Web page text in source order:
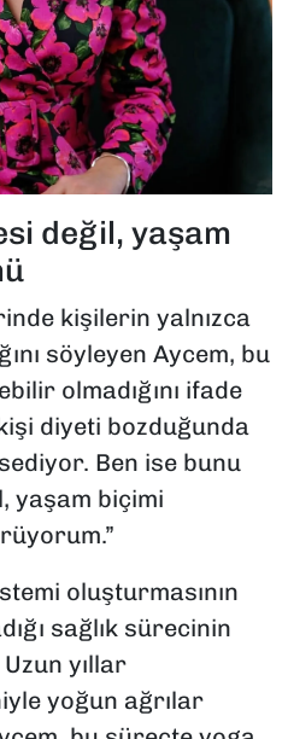
değil, yaşam
kişilerin yalnızca
söyleyen Aycem, bu
olmadığını ifade
diyeti bozduğunda
Ben ise bunu
yaşam biçimi
oluşturmasının
sağlık sürecinin
yıllar
yoğun ağrılar